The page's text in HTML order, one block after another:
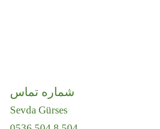
شماره تماس
Sevda Gürses